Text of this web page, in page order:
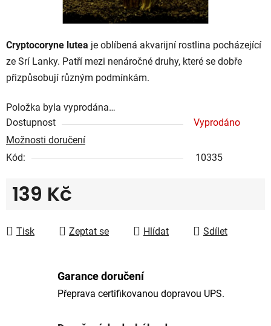
Cryptocoryne lutea je oblíbená akvarijní rostlina pocházející
ze Srí Lanky. Patří mezi nenáročné druhy, které se dobře
přizpůsobují různým podmínkám.
Položka byla vyprodána…
Dostupnost
Vyprodáno
Možnosti doručení
Kód:
10335
139 Kč
Tisk
Zeptat se Hlídat Sdílet
Garance doručení
Přeprava certifikovanou dopravou UPS.